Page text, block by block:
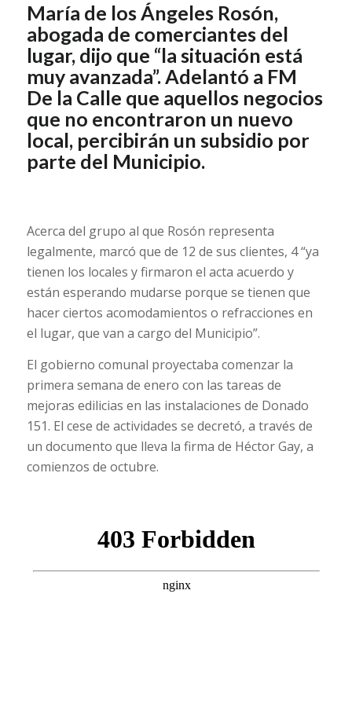
María de los Ángeles Rosón,
abogada de comerciantes del
lugar, dijo que “la situación está
muy avanzada”. Adelantó a FM
De la Calle que aquellos negocios
que no encontraron un nuevo
local, percibirán un subsidio por
parte del Municipio.
Acerca del grupo al que Rosón representa
legalmente, marcó que de 12 de sus clientes, 4 “ya
tienen los locales y firmaron el acta acuerdo y
están esperando mudarse porque se tienen que
hacer ciertos acomodamientos o refracciones en
el lugar, que van a cargo del Municipio”.
El gobierno comunal proyectaba comenzar la
primera semana de enero con las tareas de
mejoras edilicias en las instalaciones de Donado
151. El cese de actividades se decretó, a través de
un documento que lleva la firma de Héctor Gay, a
comienzos de octubre.